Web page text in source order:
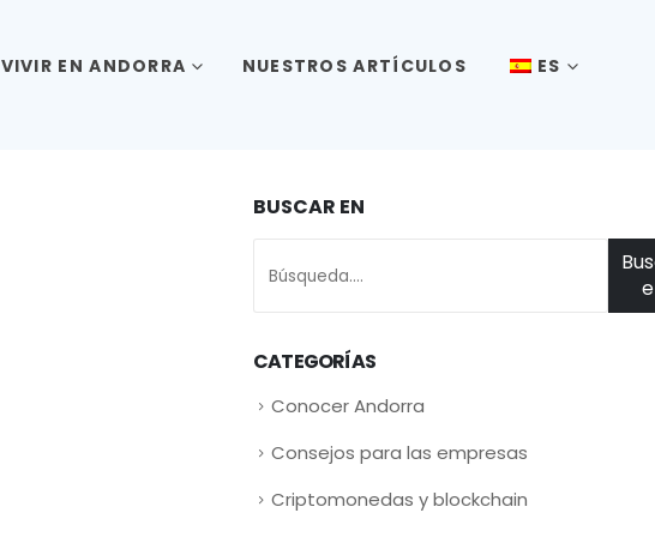
VIVIR EN ANDORRA NUESTROS ARTÍCULOS ES
BUSCAR EN
CATEGORÍAS
Conocer Andorra
Consejos para las empresas
Criptomonedas y blockchain